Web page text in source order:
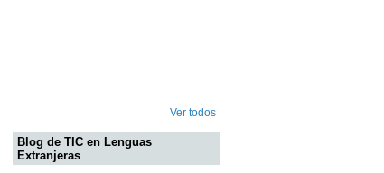
Ver todos
Blog de TIC en Lenguas
Extranjeras